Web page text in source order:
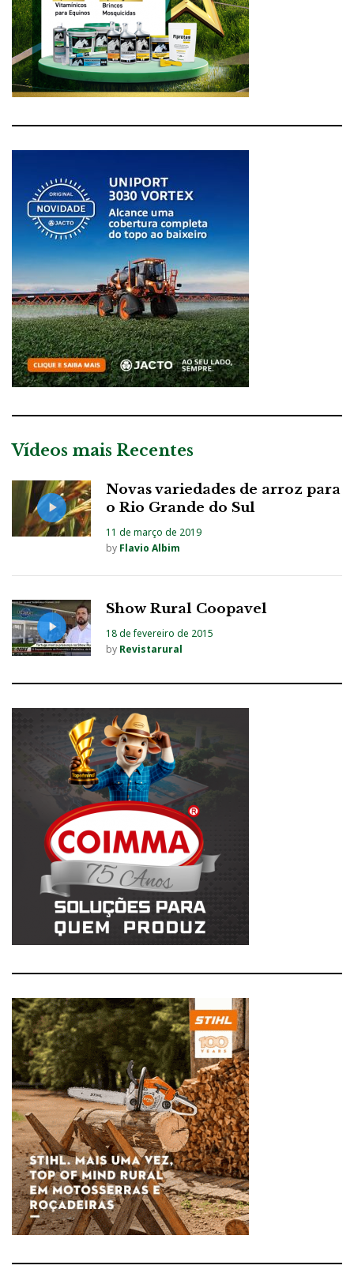
Vídeos mais Recentes
Novas variedades de arroz para
o Rio Grande do Sul
11 de março de 2019
by Flavio Albim
Show Rural Coopavel
18 de fevereiro de 2015
by Revistarural